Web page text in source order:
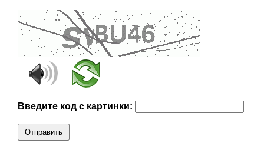
Введите код с картинки:
Отправить